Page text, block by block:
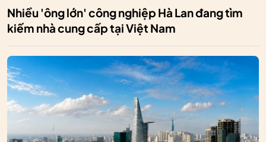
Nhiều 'ông lớn' công nghiệp Hà Lan đang tìm
kiếm nhà cung cấp tại Việt Nam